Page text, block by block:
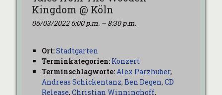
Kingdom @ Köln
06/03/2022 6:00 p.m. – 8:30 p.m.
Ort:Stadtgarten
Terminkategorien: Konzert
Terminschlagworte:Alex Parzhuber,
Andreas Schickentanz, Ben Degen, CD
Release, Christian Winninghoff,